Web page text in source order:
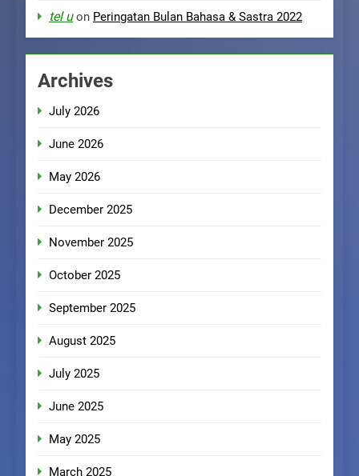
tel uon Peringatan Bulan Bahasa & Sastra 2022
Archives
July 2026
June 2026
May 2026
December 2025
November 2025
October 2025
September 2025
August 2025
July 2025
June 2025
May 2025
March 2025